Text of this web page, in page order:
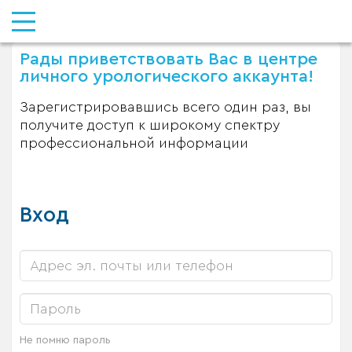
Рады приветствовать Вас в центре
личного урологического аккаунта!
Зарегистрировавшись всего один раз, вы
получите доступ к широкому спектру
профессиональной информации
Вход
Не помню пароль